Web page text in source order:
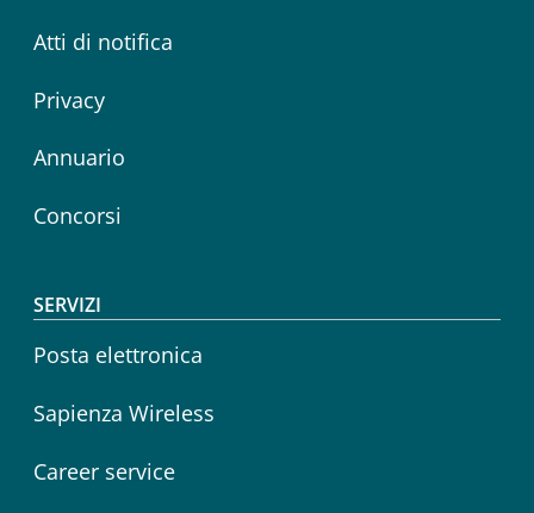
Atti di notifica
Privacy
Annuario
Concorsi
SERVIZI
Posta elettronica
Sapienza Wireless
Career service